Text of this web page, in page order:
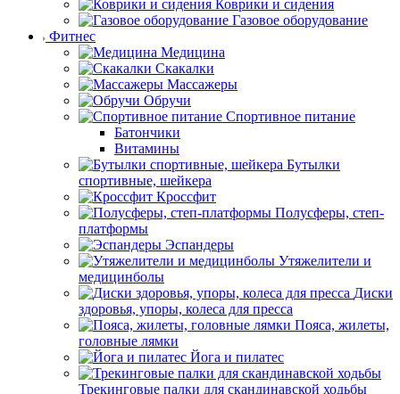
Коврики и сидения
Газовое оборудование
Фитнес
Медицина
Скакалки
Массажеры
Обручи
Спортивное питание
Батончики
Витамины
Бутылки
спортивные, шейкера
Кроссфит
Полусферы, степ-
платформы
Эспандеры
Утяжелители и
медицинболы
Диски
здоровья, упоры, колеса для пресса
Пояса, жилеты,
головные лямки
Йога и пилатес
Трекинговые палки для скандинавской ходьбы